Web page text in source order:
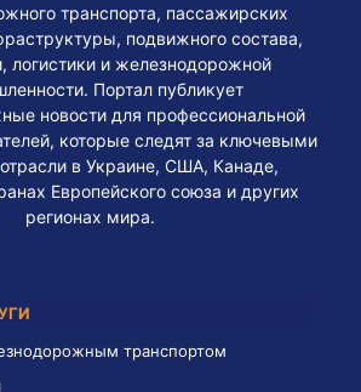
транспорта, пассажирских
подвижного состава,
логистики и железнодорожной
Портал публикует
новости для профессиональной
которые следят за ключевыми
в Украине, США, Канаде,
Европейского союза и других
регионах мира.
транспортом